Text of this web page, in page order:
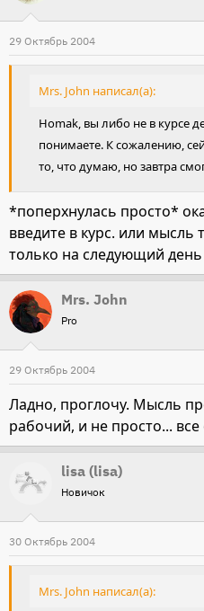
29 Октябрь 2004
Mrs. John написал(а):
Homak, вы либо не в курсе
понимаете. К сожалению,
то, что думаю, но завтра
*поперхнулась просто*
введите в курс. или мысль
только на следующий
Mrs. John
Pro
29 Октябрь 2004
Ладно, проглочу. Мысль
рабочий, и не просто...
lisa (lisa)
Новичок
30 Октябрь 2004
Mrs. John написал(а):